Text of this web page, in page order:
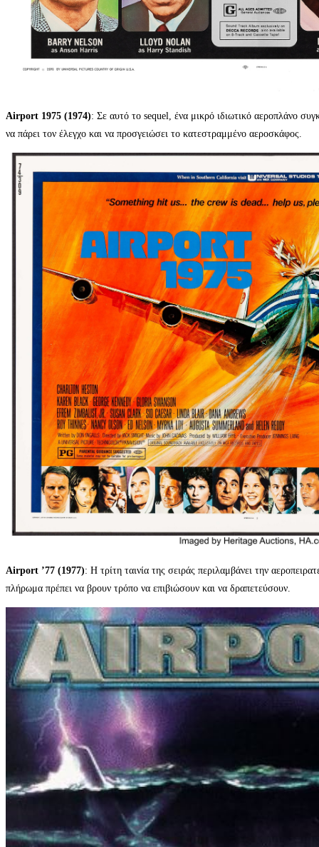
Airport 1975 (1974): Σε αυτό το sequel, ένα μικρό ιδιωτικό αεροπλάνο
να πάρει τον έλεγχο και να προσγειώσει το κατεστραμμένο αεροσκάφος.
Airport ’77 (1977): Η τρίτη ταινία της σειράς περιλαμβάνει την
πλήρωμα πρέπει να βρουν τρόπο να επιβιώσουν και να δραπετεύσουν.